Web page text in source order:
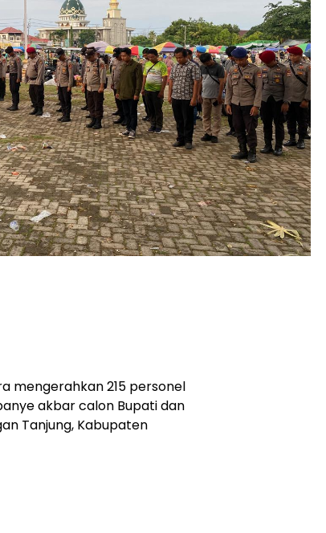
mengerahkan 215 personel
akbar calon Bupati dan
Tanjung, Kabupaten